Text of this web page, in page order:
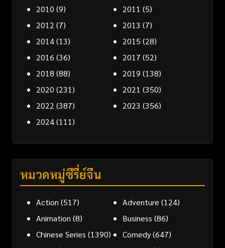
2010 (9) 2011 (5)
2012 (7) 2013 (7)
2014(13) 2015 (28)
2016 (36) 2017 (52)
2018 (88) 2019 (138)
2020 (231) 2021 (350)
2022 (387) 2023 (356)
2024(111)
หมวดหมู่ซีรี่ย์จีน
Action (517) Adventure (124)
Animation (8) Business (86)
Chinese Series (1390) Comedy(647)